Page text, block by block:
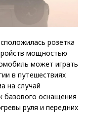
розетка
мощностью
может играть
в путешествиях
на случай
базового оснащения
руля и передних